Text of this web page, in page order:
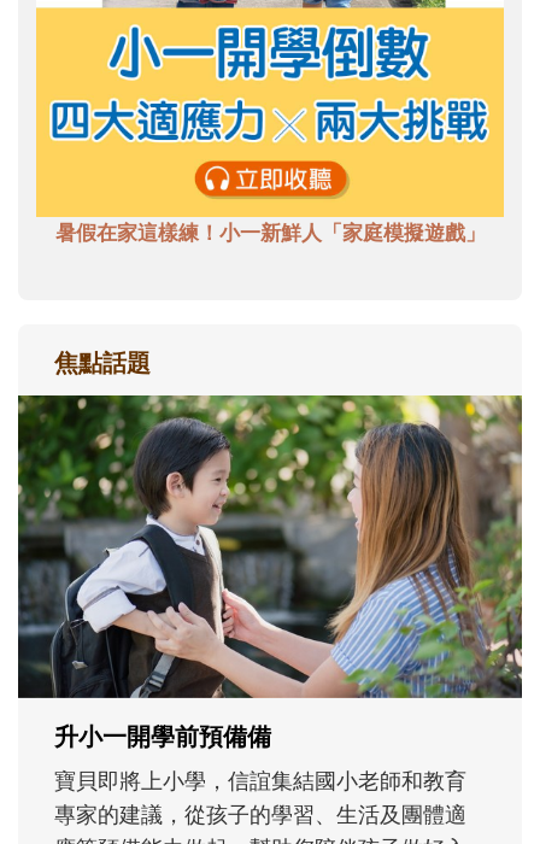
暑假在家這樣練！小一新鮮人「家庭模擬遊戲」
焦點話題
和孩子一起長大的那個男人│讀懂父親的
不同模樣
沒有人天生就擅長當爸爸！男人總是在一次
次「前所未有」的體驗中，跟著孩子一起長
大。從給予安全感的肢體遊戲，到獨立自
主、角色認同及解決問題的能力養成。爸爸
正嘗試用不同的模樣，參與孩子每個重要的